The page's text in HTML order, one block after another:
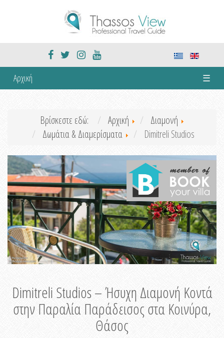
Αρχική ☰
Βρίσκεστε εδώ: Αρχική
Διαμονή
Δωμάτια & Διαμερίσματα
Dimitreli Studios
Dimitreli Studios – Ήσυχη Διαμονή Κοντά
στην Παραλία Παράδεισος στα Κοινύρα,
Θάσος